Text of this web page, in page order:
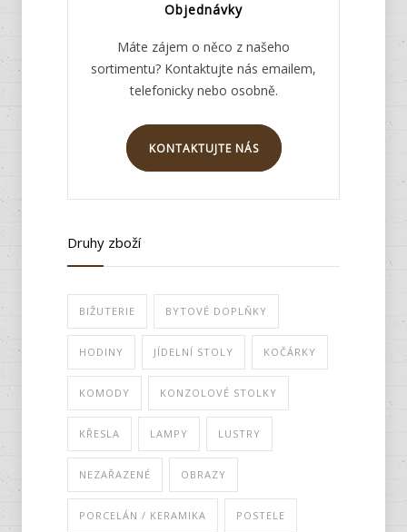
Objednávky
Máte zájem o něco z našeho
sortimentu? Kontaktujte nás emailem,
telefonicky nebo osobně.
KONTAKTUJTE NÁS
Druhy zboží
BIŽUTERIE BYTOVÉ DOPLŇKY
HODINY JÍDELNÍ STOLY KOČÁRKY
KOMODY KONZOLOVÉ STOLKY
KŘESLA LAMPY LUSTRY
NEZAŘAZENÉ OBRAZY
PORCELÁN / KERAMIKA POSTELE